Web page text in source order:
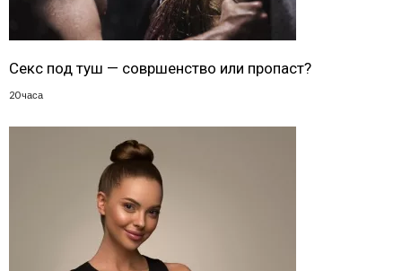
Секс под туш — совршенство или пропаст?
20 часа